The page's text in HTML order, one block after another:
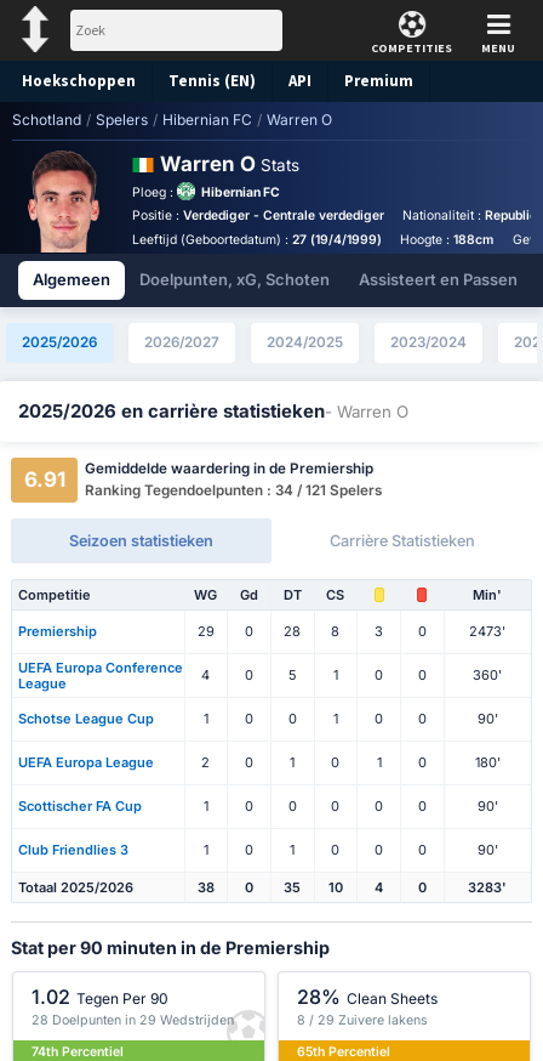
COMPETITIES MENU
Hoekschoppen Tennis (EN) API Premium
Voorspelling
Schotland / Spelers / Hibernian FC / Warren O
Warren O Stats
Ploeg :
Hibernian FC
Positie : Verdediger - Centrale verdediger Nationaliteit :Republic
Leeftijd (Geboortedatum) : 27 (19/4/1999) Hoogte :188cm
Algemeen Doelpunten, xG, Schoten Assisteert en Passen
2025/2026 2026/2027 2024/2025 2023/2024
2025/2026 en carrière statistieken- Warren O
6.91
Gemiddelde waardering in de Premiership
Ranking Tegendoelpunten : 34 / 121 Spelers
Seizoen statistieken Carrière Statistieken
Competitie WG Gd DT CS Min'
Premiership 29 0 28 8 3 0 2473'
UEFA Europa Conference
League
4 0 5 1 0 0 360'
Schotse League Cup 1 0 0 1 0 0 90'
UEFA Europa League 2 0 1 0 1 0 180'
Scottischer FA Cup 1 0 0 0 0 0 90'
Club Friendlies 3 1 0 1 0 0 0 90'
Totaal 2025/2026 38 0 35 10 4 0 3283'
Stat per 90 minuten in de Premiership
1.02 Tegen Per 90
28 Doelpunten in 29 Wedstrijden
74th Percentiel
28% Clean Sheets
8 / 29 Zuivere lakens
65th Percentiel